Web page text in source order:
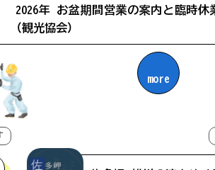
#体験
2026年 お盆期間営業の案内と臨時休
（観光協会）
more